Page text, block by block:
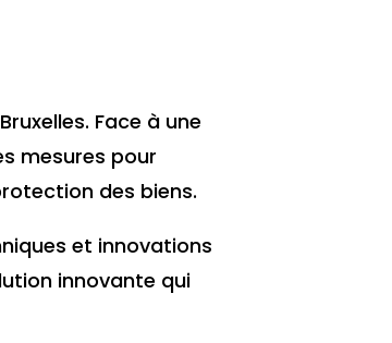
Face à une
mesures pour
des biens.
et innovations
innovante qui